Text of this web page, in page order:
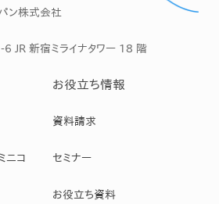
ン株式会社
JR 新宿ミライナタワー 18 階
ニコ
お役立ち情報
資料請求
セミナー
お役立ち資料